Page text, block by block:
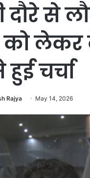
दौरे से
लेकर
चर्चा
Rajya May 14, 2026